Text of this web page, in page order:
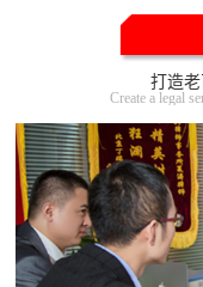
打造
Create a legal